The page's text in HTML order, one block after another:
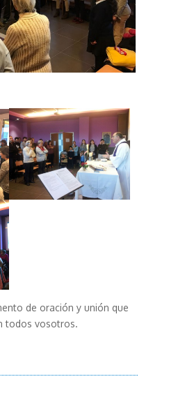
de oración y unión que
todos vosotros.